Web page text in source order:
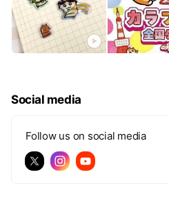
Social media
Follow us on social media